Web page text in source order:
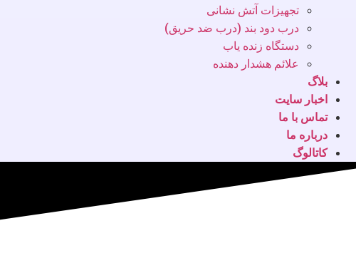
تجهیزات آتش نشانی
درب دود بند (درب ضد حریق)
دستگاه زنده یاب
علائم هشدار دهنده
بلاگ
اخبار سایت
تماس با ما
درباره ما
کاتالوگ